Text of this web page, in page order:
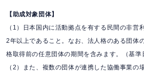
【助成対象団体】
（1）日本国内に活動拠点を有する民間の非営
2年以上であること。なお、法人格のある団体
格取得前の任意団体の期間を含みます。（基準
（2）また、複数の団体が連携した協働事業の